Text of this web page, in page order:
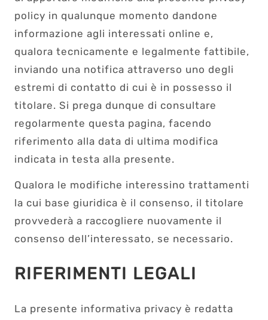
policy in qualunque momento dandone
informazione agli interessati online e,
qualora tecnicamente e legalmente fattibile,
inviando una notifica attraverso uno degli
estremi di contatto di cui è in possesso il
titolare. Si prega dunque di consultare
regolarmente questa pagina, facendo
riferimento alla data di ultima modifica
indicata in testa alla presente.
Qualora le modifiche interessino trattamenti
la cui base giuridica è il consenso, il titolare
provvederà a raccogliere nuovamente il
consenso dell’interessato, se necessario.
RIFERIMENTI LEGALI
La presente informativa privacy è redatta